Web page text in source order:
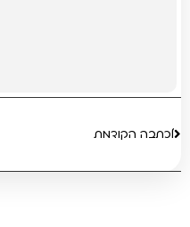
לכתבה הקודמת